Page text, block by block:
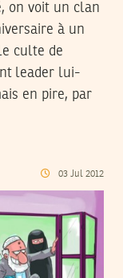
on voit un clan
à un
culte de
leader lui-
en pire, par
03 Jul 2012